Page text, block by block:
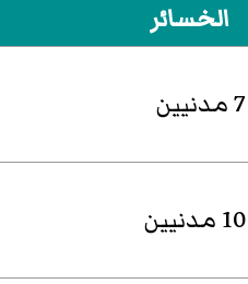
الخسائر
7 مدنيين
10 مدنيين